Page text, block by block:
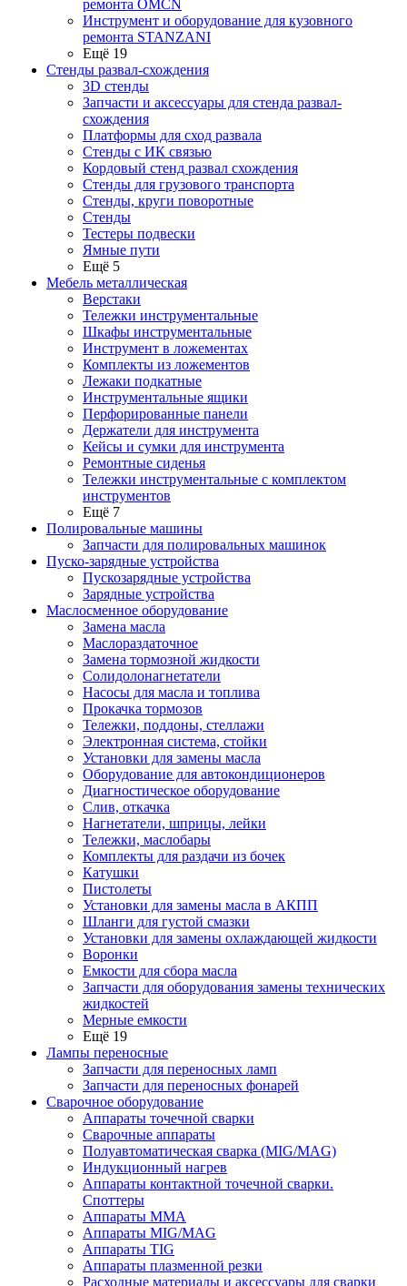
ремонта OMCN
Инструмент и оборудование для кузовного
ремонта STANZANI
Ещё 19
Стенды развал-схождения
3D стенды
Запчасти и аксессуары для стенда развал-
схождения
Платформы для сход развала
Стенды с ИК связью
Кордовый стенд развал схождения
Стенды для грузового транспорта
Стенды, круги поворотные
Стенды
Тестеры подвески
Ямные пути
Ещё 5
Мебель металлическая
Верстаки
Тележки инструментальные
Шкафы инструментальные
Инструмент в ложементах
Комплекты из ложементов
Лежаки подкатные
Инструментальные ящики
Перфорированные панели
Держатели для инструмента
Кейсы и сумки для инструмента
Ремонтные сиденья
Тележки инструментальные с комплектом
инструментов
Ещё 7
Полировальные машины
Запчасти для полировальных машинок
Пуско-зарядные устройства
Пускозарядные устройства
Зарядные устройства
Маслосменное оборудование
Замена масла
Маслораздаточное
Замена тормозной жидкости
Солидолонагнетатели
Насосы для масла и топлива
Прокачка тормозов
Тележки, поддоны, стеллажи
Электронная система, стойки
Установки для замены масла
Оборудование для автокондиционеров
Диагностическое оборудование
Слив, откачка
Нагнетатели, шприцы, лейки
Тележки, маслобары
Комплекты для раздачи из бочек
Катушки
Пистолеты
Установки для замены масла в АКПП
Шланги для густой смазки
Установки для замены охлаждающей жидкости
Воронки
Емкости для сбора масла
Запчасти для оборудования замены технических
жидкостей
Мерные емкости
Ещё 19
Лампы переносные
Запчасти для переносных ламп
Запчасти для переносных фонарей
Сварочное оборудование
Аппараты точечной сварки
Сварочные аппараты
Полуавтоматическая сварка (MIG/MAG)
Индукционный нагрев
Аппараты контактной точечной сварки.
Споттеры
Аппараты MMA
Аппараты MIG/MAG
Аппараты TIG
Аппараты плазменной резки
Расходные материалы и аксессуары для сварки